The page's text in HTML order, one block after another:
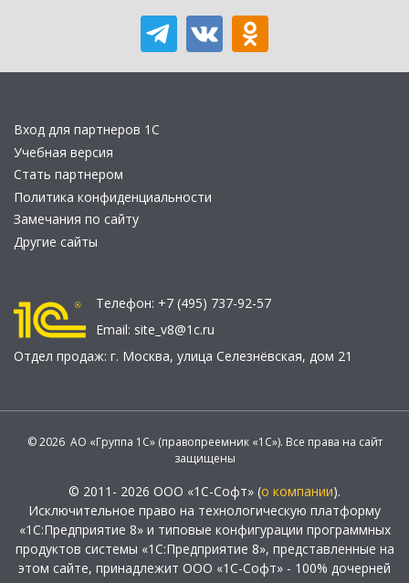
Вход для партнеров 1С
Учебная версия
Стать партнером
Политика конфиденциальности
Замечания по сайту
Другие сайты
Телефон: +7 (495) 737-92-57
Email: site_v8@1c.ru
Отдел продаж: г. Москва, улица Селезнёвская, дом 21
© 2026 АО «Группа 1С» (правопреемник «1С»). Все права на сайт
защищены
© 2011- 2026 ООО «1С-Софт» (о компании).
Исключительное право на технологическую платформу
«1С:Предприятие 8» и типовые конфигурации программных
продуктов системы «1С:Предприятие 8», представленные на
этом сайте, принадлежит ООО «1С-Софт» - 100% дочерней